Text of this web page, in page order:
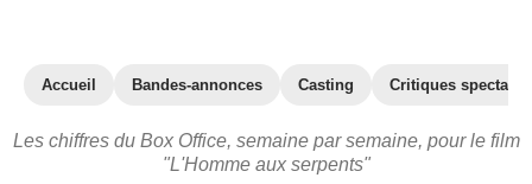
Accueil Bandes-annonces Casting Critiques
Les chiffres du Box Office, semaine par semaine, pour le film
"L'Homme aux serpents"